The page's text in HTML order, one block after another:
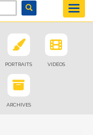
PORTRAITS VIDÉOS
ARCHIVES